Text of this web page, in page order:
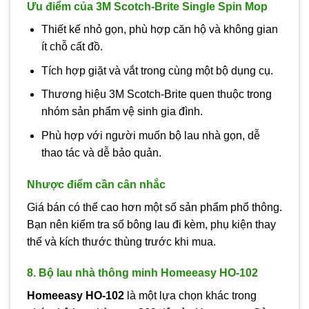
Ưu điểm của 3M Scotch-Brite Single Spin Mop
Thiết kế nhỏ gọn, phù hợp căn hộ và không gian
ít chỗ cất đồ.
Tích hợp giặt và vắt trong cùng một bộ dụng cụ.
Thương hiệu 3M Scotch-Brite quen thuộc trong
nhóm sản phẩm vệ sinh gia đình.
Phù hợp với người muốn bộ lau nhà gọn, dễ
thao tác và dễ bảo quản.
Nhược điểm cần cân nhắc
Giá bán có thể cao hơn một số sản phẩm phổ thông.
Bạn nên kiểm tra số bông lau đi kèm, phụ kiện thay
thế và kích thước thùng trước khi mua.
8. Bộ lau nhà thông minh Homeeasy HO-102
Homeeasy HO-102 là một lựa chọn khác trong